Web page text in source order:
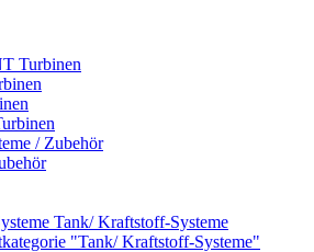
Turbinen
/ Zubehör
Tank/ Kraftstoff-Systeme
"Tank/ Kraftstoff-Systeme"